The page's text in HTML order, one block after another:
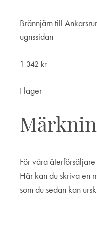
Brännjärn till
ugnssidan
1 342 kr
I lager
För våra återförsäljare
Här kan du skriva en
som du sedan kan